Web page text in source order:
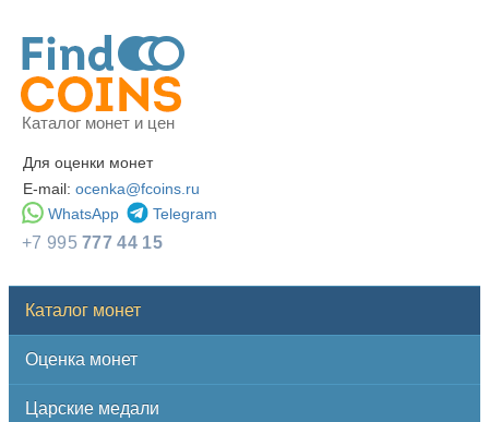
Каталог монет и цен
Для оценки монет
E-mail: ocenka@fcoins.ru
WhatsApp
Telegram
+7 995777 44 15
Каталог монет
Оценка монет
Царские медали